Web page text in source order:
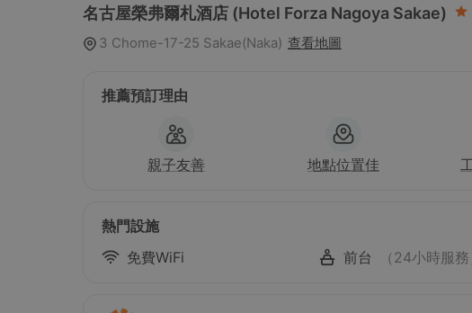
名古屋榮弗爾札酒店 (Hotel Forza Nagoya Sakae)
3 Chome-17-25 Sakae(Naka) 查看地圖
推薦預訂理由
親子友善 地點位置佳
熱門設施
免費WiFi
前台 （24小時服務